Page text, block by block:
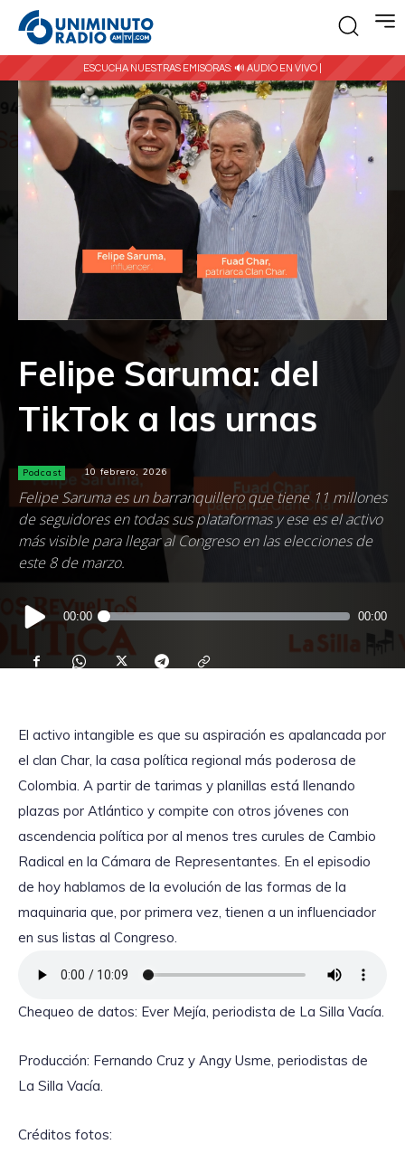
ESCUCHA NUESTRAS EMISORAS: 🔊 AUDIO EN VIVO |
Felipe Saruma: del
TikTok a las urnas
Podcast 10 febrero, 2026
Felipe Saruma es un barranquillero que tiene 11 millones
de seguidores en todas sus plataformas y ese es el activo
más visible para llegar al Congreso en las elecciones de
este 8 de marzo.
Reproductor
de
00:00 00:00
El activo intangible es que su aspiración es apalancada por
el clan Char, la casa política regional más poderosa de
Colombia. A partir de tarimas y planillas está llenando
plazas por Atlántico y compite con otros jóvenes con
ascendencia política por al menos tres curules de Cambio
Radical en la Cámara de Representantes. En el episodio
de hoy hablamos de la evolución de las formas de la
maquinaria que, por primera vez, tienen a un influenciador
en sus listas al Congreso.
Chequeo de datos: Ever Mejía, periodista de La Silla Vacía.
Producción: Fernando Cruz y Angy Usme, periodistas de
La Silla Vacía.
Créditos fotos: